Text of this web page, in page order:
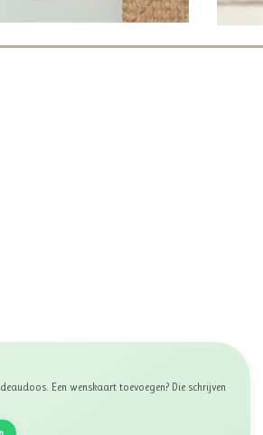
Een wenskaart toevoegen? Die schrijven